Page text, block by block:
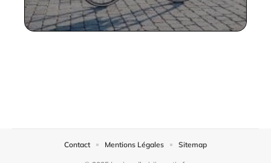
Contact Mentions Légales Sitemap